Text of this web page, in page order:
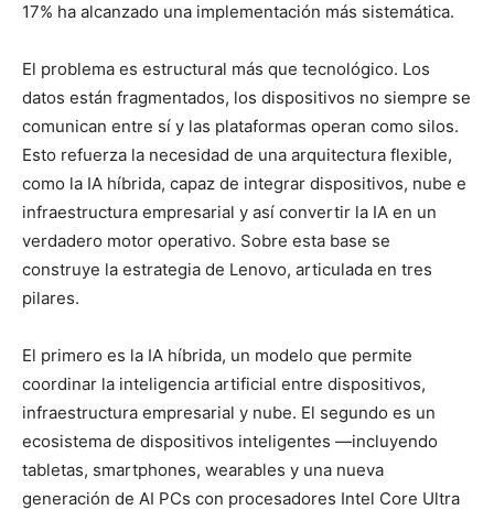
17% ha alcanzado una implementación más sistemática.
El problema es estructural más que tecnológico. Los
datos están fragmentados, los dispositivos no siempre se
comunican entre sí y las plataformas operan como silos.
Esto refuerza la necesidad de una arquitectura flexible,
como la IA híbrida, capaz de integrar dispositivos, nube e
infraestructura empresarial y así convertir la IA en un
verdadero motor operativo. Sobre esta base se
construye la estrategia de Lenovo, articulada en tres
pilares.
El primero es la IA híbrida, un modelo que permite
coordinar la inteligencia artificial entre dispositivos,
infraestructura empresarial y nube. El segundo es un
ecosistema de dispositivos inteligentes —incluyendo
tabletas, smartphones, wearables y una nueva
generación de AI PCs con procesadores Intel Core Ultra